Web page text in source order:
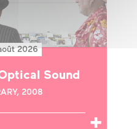
2026
Sound
2008